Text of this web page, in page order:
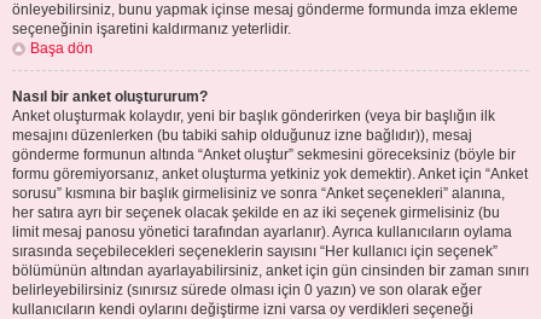
önleyebilirsiniz, bunu yapmak içinse mesaj gönderme formunda imza ekleme
seçeneğinin işaretini kaldırmanız yeterlidir.
Başa dön
Nasıl bir anket oluştururum?
Anket oluşturmak kolaydır, yeni bir başlık gönderirken (veya bir başlığın ilk
mesajını düzenlerken (bu tabiki sahip olduğunuz izne bağlıdır)), mesaj
gönderme formunun altında “Anket oluştur” sekmesini göreceksiniz (böyle bir
formu göremiyorsanız, anket oluşturma yetkiniz yok demektir). Anket için “Anket
sorusu” kısmına bir başlık girmelisiniz ve sonra “Anket seçenekleri” alanına,
her satıra ayrı bir seçenek olacak şekilde en az iki seçenek girmelisiniz (bu
limit mesaj panosu yönetici tarafından ayarlanır). Ayrıca kullanıcıların oylama
sırasında seçebilecekleri seçeneklerin sayısını “Her kullanıcı için seçenek”
bölümünün altından ayarlayabilirsiniz, anket için gün cinsinden bir zaman sınırı
belirleyebilirsiniz (sınırsız sürede olması için 0 yazın) ve son olarak eğer
kullanıcıların kendi oylarını değiştirme izni varsa oy verdikleri seçeneği